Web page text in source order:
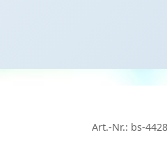
Art.-Nr.: bs-